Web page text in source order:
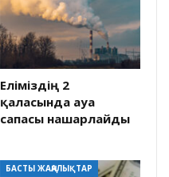
Еліміздің 2
қаласында ауа
сапасы нашарлайды
БАСТЫ ЖАҢАЛЫҚТАР